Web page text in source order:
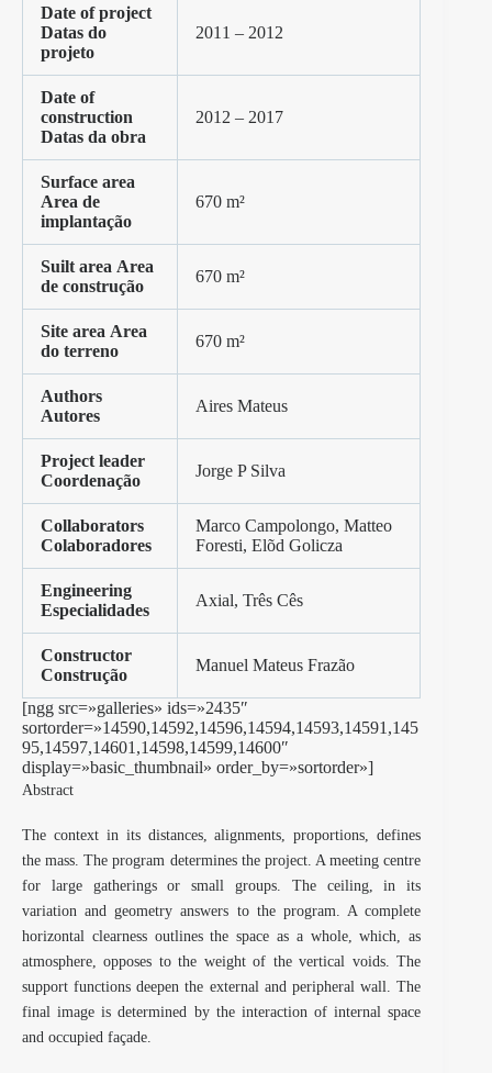
Date of project
Datas do
projeto
2011 – 2012
Date of
construction
Datas da obra
2012 – 2017
Surface area
Area de
implantação
670 m²
Suilt area Area
de construção
670 m²
Site area Area
do terreno
670 m²
Authors
Autores
Aires Mateus
Project leader
Coordenação
Jorge P Silva
Collaborators
Colaboradores
Marco Campolongo, Matteo
Foresti, Elõd Golicza
Engineering
Especialidades
Axial, Três Cês
Constructor
Construção
Manuel Mateus Frazão
[ngg src=»galleries» ids=»2435″
sortorder=»14590,14592,14596,14594,14593,14591,145
95,14597,14601,14598,14599,14600″
display=»basic_thumbnail» order_by=»sortorder»]
Abstract
The context in its distances, alignments, proportions, defines
the mass. The program determines the project. A meeting centre
for large gatherings or small groups. The ceiling, in its
variation and geometry answers to the program. A complete
horizontal clearness outlines the space as a whole, which, as
atmosphere, opposes to the weight of the vertical voids. The
support functions deepen the external and peripheral wall. The
final image is determined by the interaction of internal space
and occupied façade.